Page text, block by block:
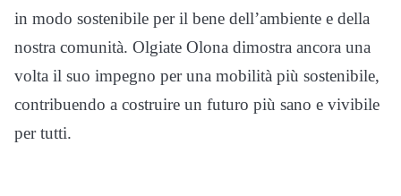
in modo sostenibile per il bene dell’ambiente e della
nostra comunità. Olgiate Olona dimostra ancora una
volta il suo impegno per una mobilità più sostenibile,
contribuendo a costruire un futuro più sano e vivibile
per tutti.